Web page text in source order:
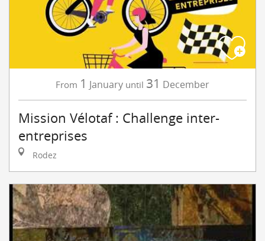
From 1 January until 31 December
Mission Vélotaf : Challenge inter-
entreprises
Rodez